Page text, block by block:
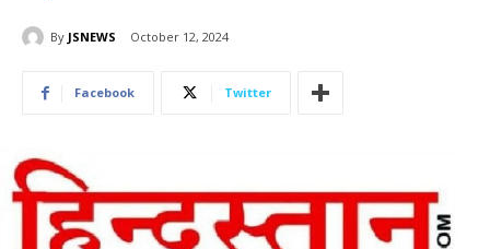
By JSNEWS October 12, 2024
Facebook Twitter